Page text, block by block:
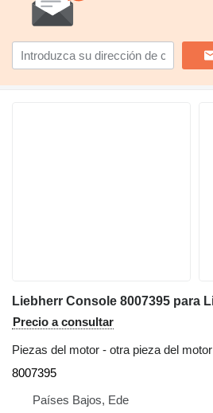
Precio a consultar
Piezas del motor - otra pieza del motor
8007395
Países Bajos, Ede